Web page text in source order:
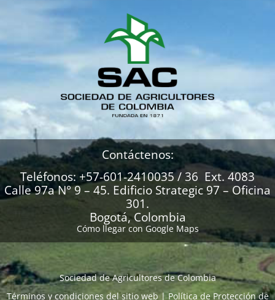
Contáctenos:
Teléfonos: +57-601-2410035 / 36 Ext. 4083
Calle 97a N° 9 – 45. Edificio Strategic 97 – Oficina
301.
Bogotá, Colombia
Cómo llegar con Google Maps
Sociedad de Agricultores de Colombia
Términos y condiciones del sitio web|Política de Protección de